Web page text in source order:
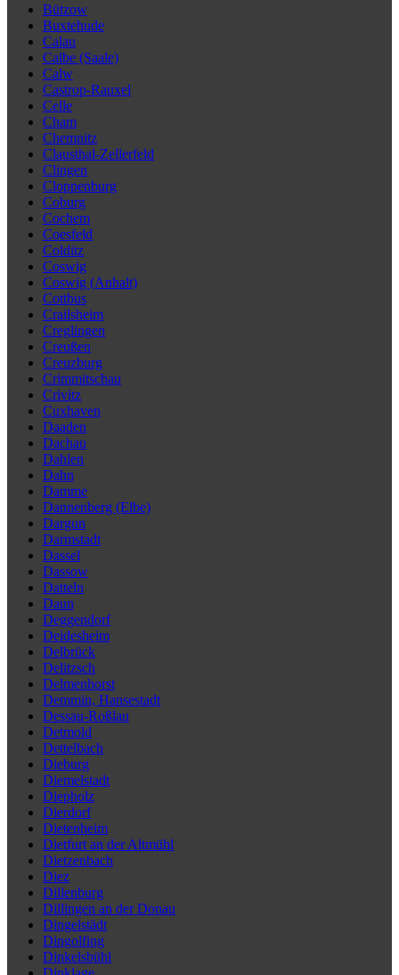
Bützow
Buxtehude
Calau
Calbe (Saale)
Calw
Castrop-Rauxel
Celle
Cham
Chemnitz
Clausthal-Zellerfeld
Clingen
Cloppenburg
Coburg
Cochem
Coesfeld
Colditz
Coswig
Coswig (Anhalt)
Cottbus
Crailsheim
Creglingen
Creußen
Creuzburg
Crimmitschau
Crivitz
Cuxhaven
Daaden
Dachau
Dahlen
Dahn
Damme
Dannenberg (Elbe)
Dargun
Darmstadt
Dassel
Dassow
Datteln
Daun
Deggendorf
Deidesheim
Delbrück
Delitzsch
Delmenhorst
Demmin, Hansestadt
Dessau-Roßlau
Detmold
Dettelbach
Dieburg
Diemelstadt
Diepholz
Dierdorf
Dietenheim
Dietfurt an der Altmühl
Dietzenbach
Diez
Dillenburg
Dillingen an der Donau
Dingelstädt
Dingolfing
Dinkelsbühl